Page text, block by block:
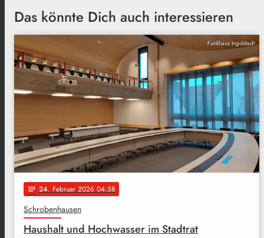
Das könnte Dich auch interessieren
Funkhaus Ingolstadt
notes 24. Februar 2026 04:58
Schrobenhausen
Haushalt und Hochwasser im Stadtrat